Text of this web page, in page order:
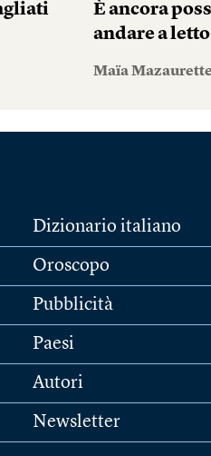
È ancora
andare a
Maïa Mazaurette
Dizionario italiano
Oroscopo
Pubblicità
Paesi
Autori
Newsletter